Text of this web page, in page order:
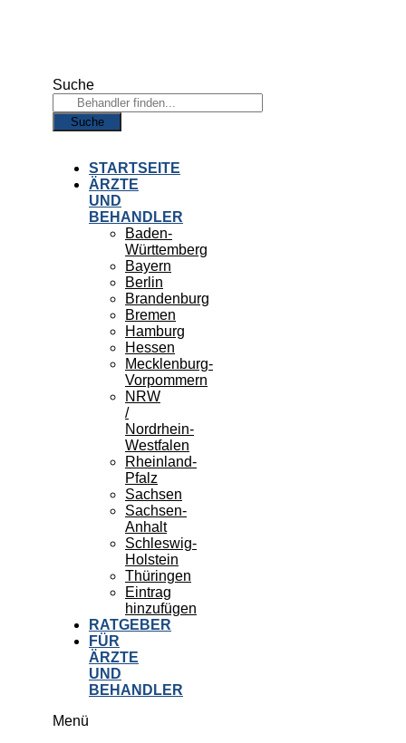
Suche
Suche
STARTSEITE
ÄRZTE
UND
BEHANDLER
Baden-
Württemberg
Bayern
Berlin
Brandenburg
Bremen
Hamburg
Hessen
Mecklenburg-
Vorpommern
NRW
/
Nordrhein-
Westfalen
Rheinland-
Pfalz
Sachsen
Sachsen-
Anhalt
Schleswig-
Holstein
Thüringen
Eintrag
hinzufügen
RATGEBER
FÜR
ÄRZTE
UND
BEHANDLER
Menü